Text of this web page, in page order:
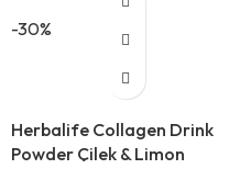
-30%
Herbalife Collagen Drink
Powder Çilek & Limon